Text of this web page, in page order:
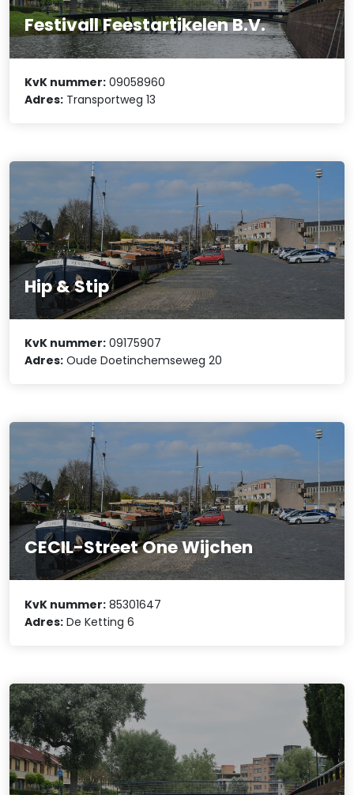
Festivall Feestartikelen B.V.
KvK nummer: 09058960
Adres: Transportweg 13
Hip & Stip
KvK nummer: 09175907
Adres: Oude Doetinchemseweg 20
CECIL-Street One Wijchen
KvK nummer: 85301647
Adres: De Ketting 6